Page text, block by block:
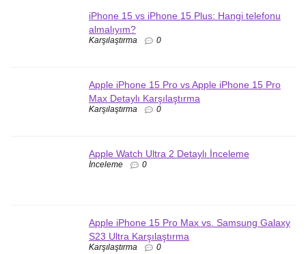
iPhone 15 vs iPhone 15 Plus: Hangi telefonu
almalıyım?
Karşılaştırma 0
Apple iPhone 15 Pro vs Apple iPhone 15 Pro
Max Detaylı Karşılaştırma
Karşılaştırma 0
Apple Watch Ultra 2 Detaylı İnceleme
İnceleme 0
Apple iPhone 15 Pro Max vs. Samsung Galaxy
S23 Ultra Karşılaştırma
Karşılaştırma 0